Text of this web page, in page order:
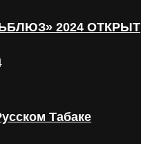
2024 ОТКРЫТ
Табаке